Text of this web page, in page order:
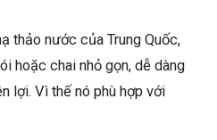
thảo nước của Trung Quốc,
hoặc chai nhỏ gọn, dễ dàng
lợi. Vì thế nó phù hợp với